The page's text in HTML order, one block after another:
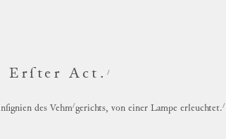
Erſter Act./
des Vehm/gerichts, von einer Lampe erleuchtet./